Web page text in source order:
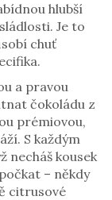
hlubší
Je to
chuť
a pravou
čokoládu z
prémiovou,
S každým
necháš kousek
– někdy
citrusové